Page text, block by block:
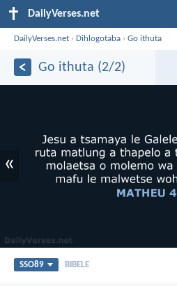
DailyVerses.net
DailyVerses.net ›Dihlogotaba ›Go ithuta
Go ithuta (2/2)
«
SSO89 BIBELE